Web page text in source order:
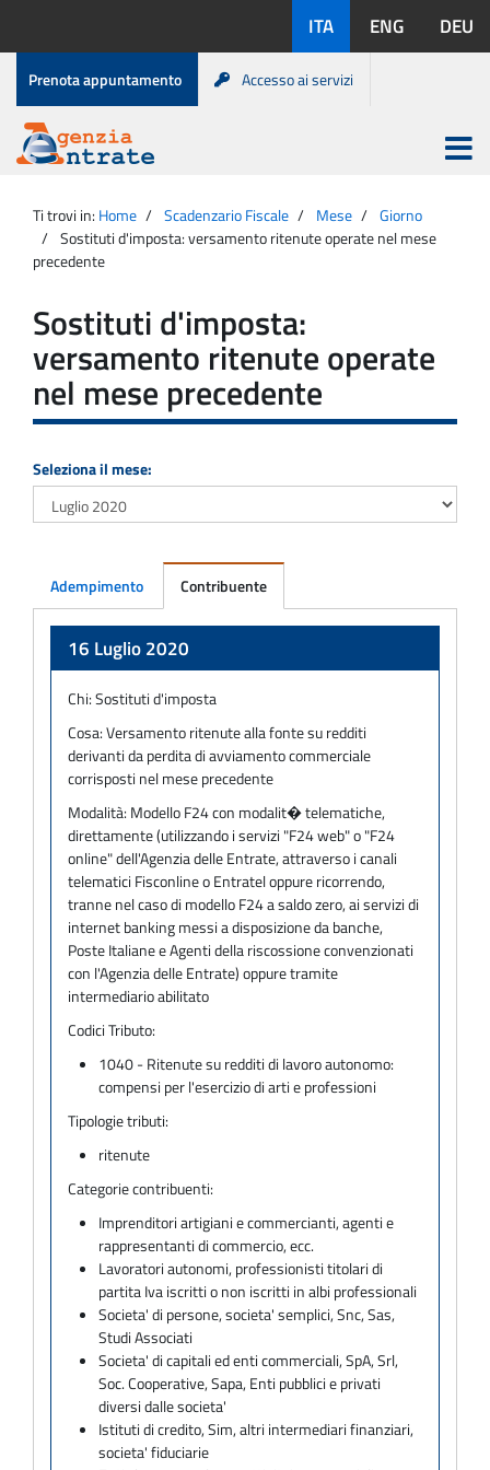
contenuto
disponibili:
ITA ENG DEU
Menu
di
servizio
Prenota appuntamento Accesso ai servizi
Agenzia
Entrate
Apri
menu
principale
Ti trovi in: Home Scadenzario Fiscale Mese
Giorno
Sostituti d'imposta: versamento ritenute operate nel mese
precedente
Sostituti d'imposta:
versamento ritenute operate
nel mese precedente
Seleziona il mese:
Adempimento Contribuente
16 Luglio 2020
Chi:Sostituti d'imposta
Cosa:Versamento ritenute alla fonte su redditi
derivanti da perdita di avviamento commerciale
corrisposti nel mese precedente
Modalità: Modello F24 con modalit� telematiche,
direttamente (utilizzando i servizi "F24 web" o "F24
online" dell'Agenzia delle Entrate, attraverso i canali
telematici Fisconline o Entratel oppure ricorrendo,
tranne nel caso di modello F24 a saldo zero, ai servizi di
internet banking messi a disposizione da banche,
Poste Italiane e Agenti della riscossione convenzionati
con l'Agenzia delle Entrate) oppure tramite
intermediario abilitato
Codici Tributo:
1040 - Ritenute su redditi di lavoro autonomo:
compensi per l'esercizio di arti e professioni
Tipologie tributi:
ritenute
Categorie contribuenti:
Imprenditori artigiani e commercianti, agenti e
rappresentanti di commercio, ecc.
Lavoratori autonomi, professionisti titolari di
partita Iva iscritti o non iscritti in albi professionali
Societa' di persone, societa' semplici, Snc, Sas,
Studi Associati
Societa' di capitali ed enti commerciali, SpA, Srl,
Soc. Cooperative, Sapa, Enti pubblici e privati
diversi dalle societa'
Istituti di credito, Sim, altri intermediari finanziari,
societa' fiduciarie